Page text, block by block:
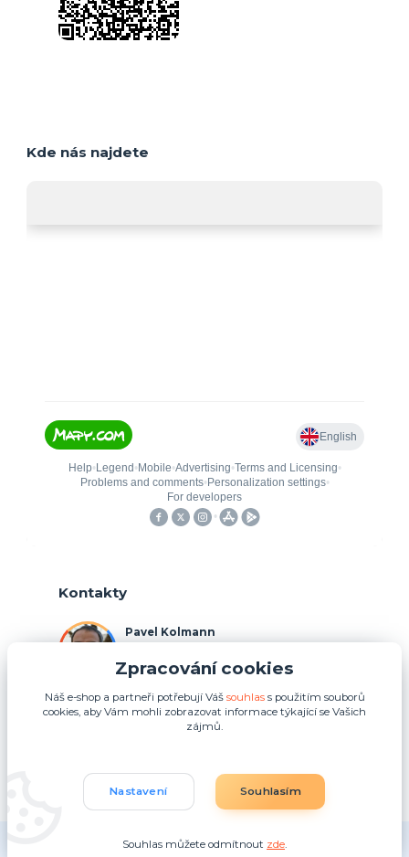
Kde nás najdete
Kontakty
Pavel Kolmann
(Po-Ne, 8:00-17:00 hod.)
p.kolmann@coolplays.cz
Eshop-rychle.cz
Zpracování cookies
Náš e-shop a partneři potřebují Váš souhlass použitím souborů
cookies, aby Vám mohli zobrazovat informace týkající se Vašich
zájmů.
Nastavení Souhlasím
Souhlas můžete odmítnout zde.